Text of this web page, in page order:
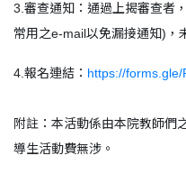
3.審查通知：通過上揭審查者
常用之e-mail以免漏接通知)，
4.報名連結： https://forms.gle/
附註：本活動係由本院教師們
導生活動費無涉。